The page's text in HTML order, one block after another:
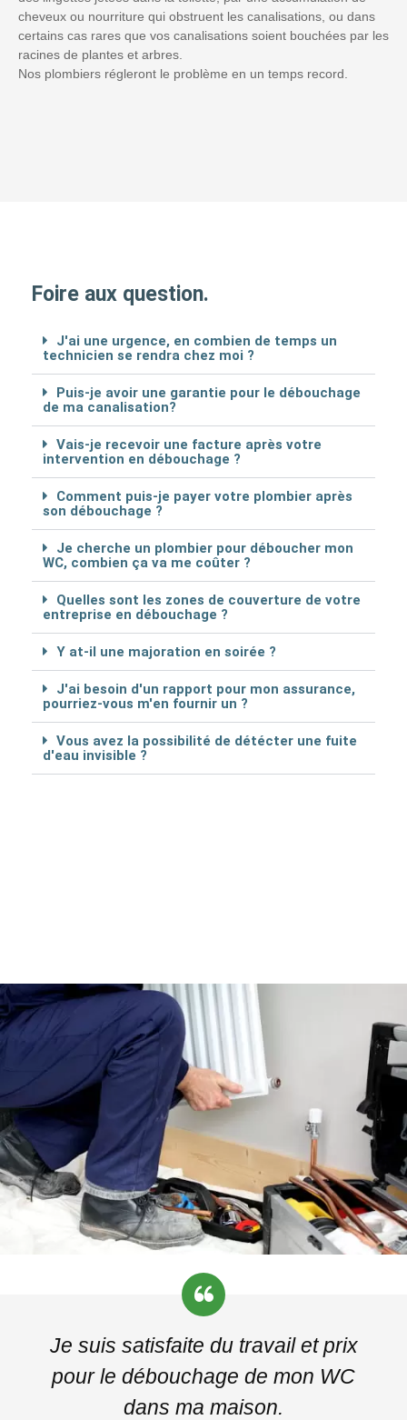
cheveux ou nourriture qui obstruent les canalisations, ou dans
certains cas rares que vos canalisations soient bouchées par les
racines de plantes et arbres.
Nos plombiers régleront le problème en un temps record.
Foire aux question.
J'ai une urgence, en combien de temps un
technicien se rendra chez moi ?
Puis-je avoir une garantie pour le débouchage
de ma canalisation?
Vais-je recevoir une facture après votre
intervention en débouchage ?
Comment puis-je payer votre plombier après
son débouchage ?
Je cherche un plombier pour déboucher mon
WC, combien ça va me coûter ?
Quelles sont les zones de couverture de votre
entreprise en débouchage ?
Y at-il une majoration en soirée ?
J'ai besoin d'un rapport pour mon assurance,
pourriez-vous m'en fournir un ?
Vous avez la possibilité de détécter une fuite
d'eau invisible ?
Je suis satisfaite du travail et prix
pour le débouchage de mon WC
dans ma maison.